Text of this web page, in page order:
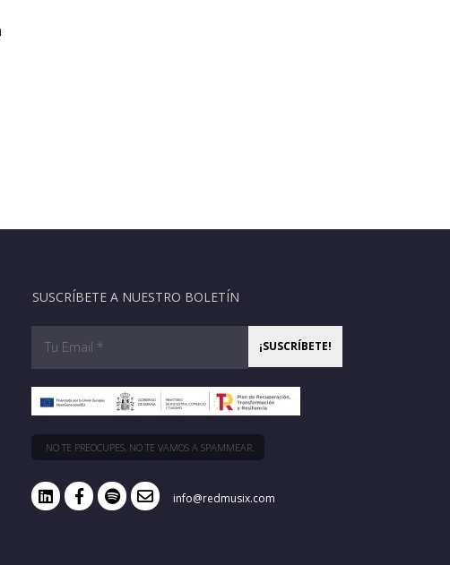
SUSCRÍBETE A NUESTRO BOLETÍN
NO TE PREOCUPES, NO TE VAMOS A SPAMMEAR.
info@redmusix.com